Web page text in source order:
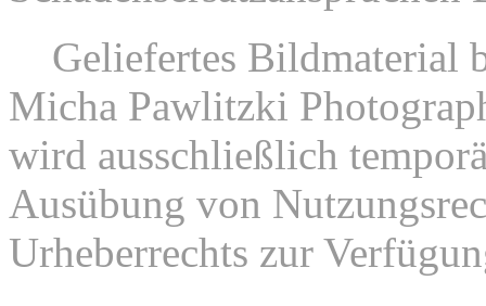
Geliefertes Bildmaterial
Micha Pawlitzki
wird ausschließlich
Ausübung von
Urheberrechts zur